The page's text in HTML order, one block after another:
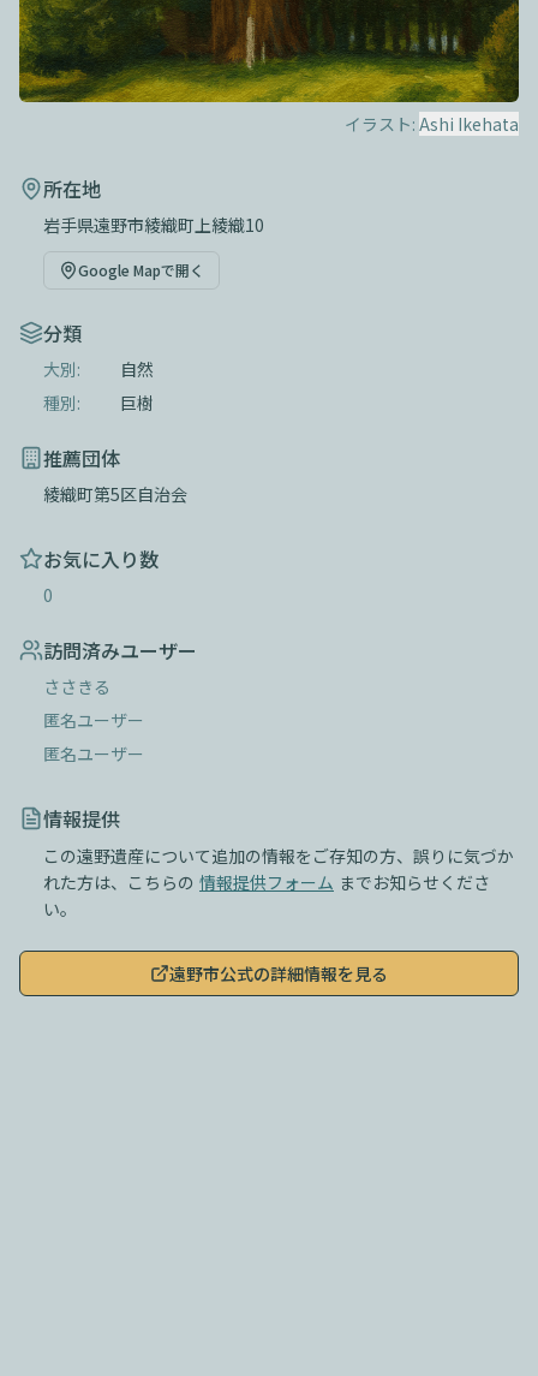
イラスト: Ashi Ikehata
所在地
岩手県遠野市綾織町上綾織10
Google Mapで開く
分類
大別:
自然
種別:
巨樹
推薦団体
綾織町第5区自治会
お気に入り数
0
訪問済みユーザー
ささきる
匿名ユーザー
匿名ユーザー
情報提供
この遠野遺産について追加の情報をご存知の方、誤りに気づか
れた方は、こちらの 情報提供フォーム までお知らせくださ
い。
遠野市公式の詳細情報を見る